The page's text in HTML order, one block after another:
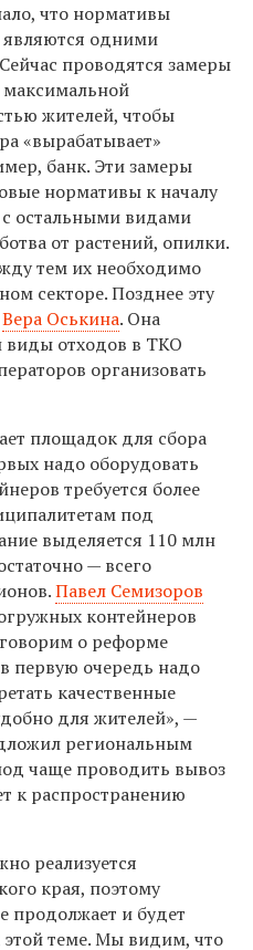
что нормативы
являются одними
проводятся замеры
максимальной
жителей, чтобы
«вырабатывает»
банк. Эти замеры
нормативы к началу
с остальными видами
от растений, опилки.
тем их необходимо
секторе. Позднее эту
Вера Оськина. Она
виды отходов в ТКО
организовать
площадок для сбора
надо оборудовать
требуется более
под
выделяется 110 млн
— всего
Павел Семизоров
контейнеров
о реформе
первую очередь надо
качественные
для жителей», —
региональным
чаще проводить вывоз
к распространению
реализуется
края, поэтому
продолжает и будет
теме. Мы видим, что